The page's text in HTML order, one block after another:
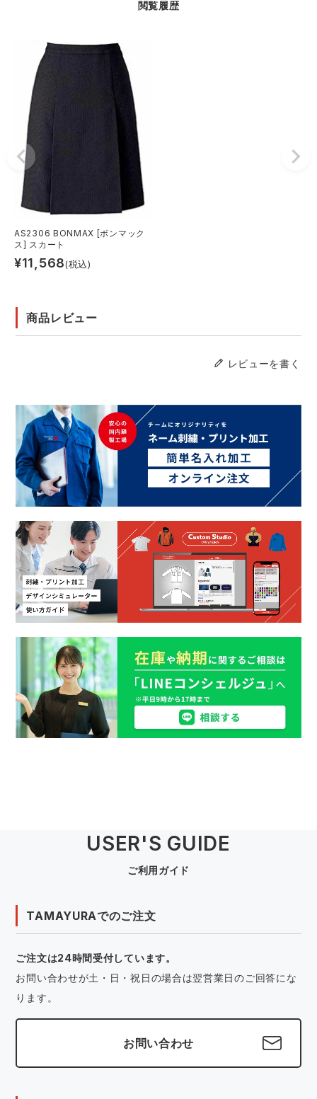
閲覧履歴
AS2306 BONMAX [ボンマック
ス] スカート
¥11,568(税込)
商品レビュー
レビューを書く
USER'S GUIDE
ご利用ガイド
TAMAYURAでのご注文
ご注文は24時間受付しています。
お問い合わせが土・日・祝日の場合は翌営業日のご回答にな
ります。
お問い合わせ